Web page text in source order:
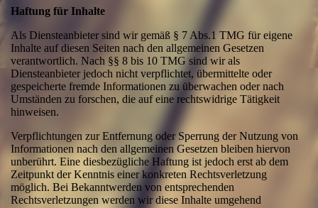
Haftung für Inhalte
Als Diensteanbieter sind wir gemäß § 7 Abs.1 TMG für eigene
Inhalte auf diesen Seiten nach den allgemeinen Gesetzen
verantwortlich. Nach §§ 8 bis 10 TMG sind wir als
Diensteanbieter jedoch nicht verpflichtet, übermittelte oder
gespeicherte fremde Informationen zu überwachen oder nach
Umständen zu forschen, die auf eine rechtswidrige Tätigkeit
hinweisen.
Verpflichtungen zur Entfernung oder Sperrung der Nutzung von
Informationen nach den allgemeinen Gesetzen bleiben hiervon
unberührt. Eine diesbezügliche Haftung ist jedoch erst ab dem
Zeitpunkt der Kenntnis einer konkreten Rechtsverletzung
möglich. Bei Bekanntwerden von entsprechenden
Rechtsverletzungen werden wir diese Inhalte umgehend